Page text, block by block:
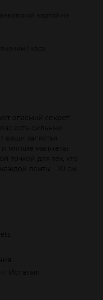
картой на
1 часа
опасный секрет.
есть сильные
ваши запястья
мягкие манжеты
точкой для тех, кто
ленты - 70 см.
Испания